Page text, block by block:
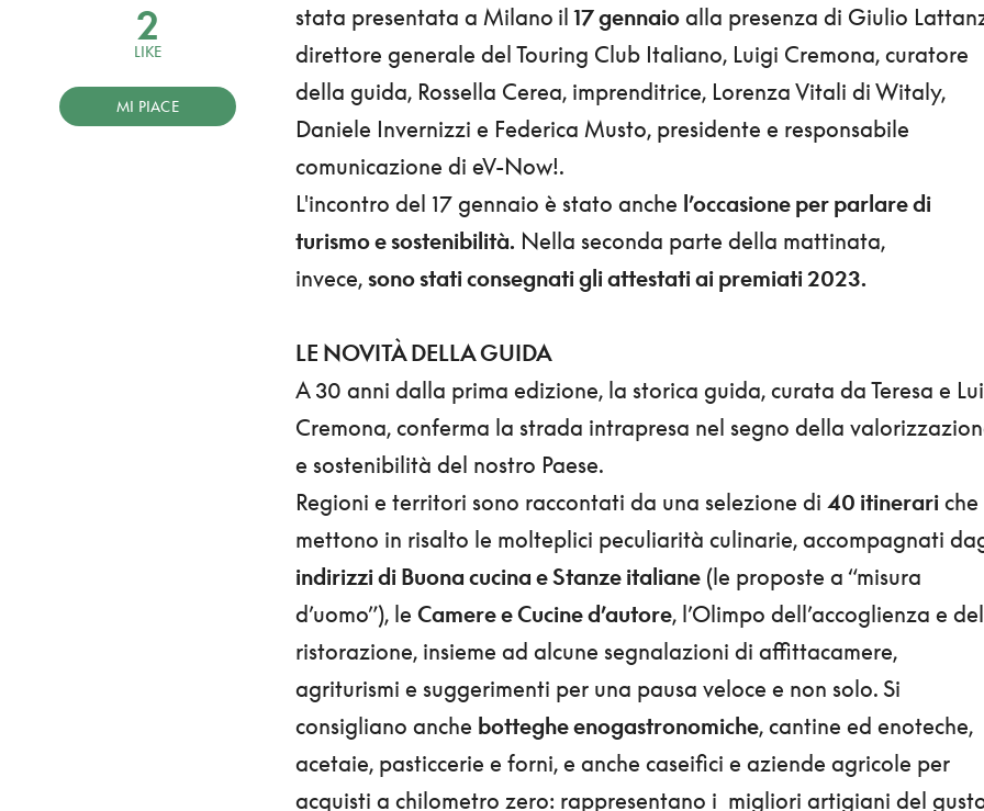
stata presentata a Milano il 17 gennaioalla presenza di Giulio
direttore generale del Touring Club Italiano, Luigi Cremona, curatore
della guida, Rossella Cerea, imprenditrice, Lorenza Vitali di Witaly,
Daniele Invernizzi e Federica Musto, presidente e responsabile
comunicazione di eV-Now!.
L'incontro del 17 gennaio è stato anche l’occasione per parlare di
turismo e sostenibilità. Nella seconda parte della mattinata,
invece, sono stati consegnati gli attestati ai premiati 2023.
LE NOVITÀ DELLA GUIDA
A 30 anni dalla prima edizione, la storica guida, curata da Teresa e
Cremona, conferma la strada intrapresa nel segno della
e sostenibilità del nostro Paese.
Regioni e territori sono raccontati da una selezione di 40 itinerariche
mettono in risalto le molteplici peculiarità culinarie, accompagnati
indirizzi di Buona cucina e Stanze italiane(le proposte a “misura
d’uomo”), le Camere e Cucine d’autore, l’Olimpo dell’accoglienza e
ristorazione, insieme ad alcune segnalazioni di affittacamere,
agriturismi e suggerimenti per una pausa veloce e non solo. Si
consigliano anche botteghe enogastronomiche, cantine ed enoteche,
acetaie, pasticcerie e forni, e anche caseifici e aziende agricole per
acquisti a chilometro zero: rappresentano i migliori artigiani del
2
LIKE
MI PIACE